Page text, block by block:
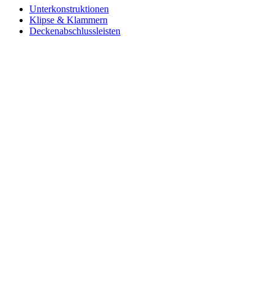
Unterkonstruktionen
Klipse & Klammern
Deckenabschlussleisten